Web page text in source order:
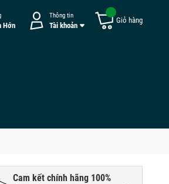
Hớn
Thông tin
Tài khoản
Giỏ hàng
Cam kết chính hãng 100%